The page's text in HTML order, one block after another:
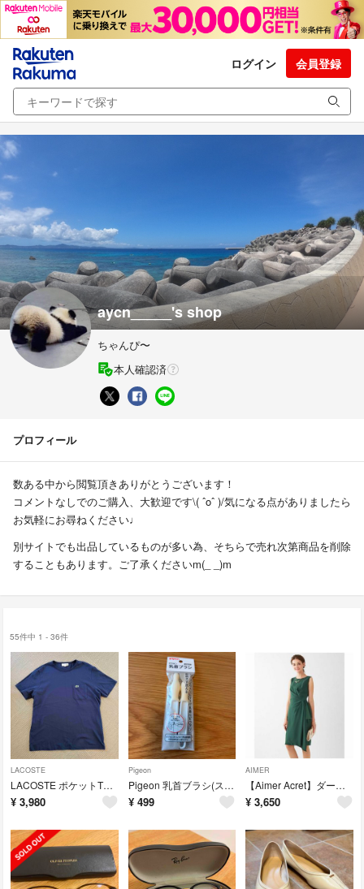
ログイン 会員登録
aycn_____'s shop
ちゃんぴ〜
本人確認済
プロフィール
数ある中から閲覧頂きありがとうございます！
コメントなしでのご購入、大歓迎です\( ˆoˆ )/気になる点がありましたら
お気軽にお尋ねください♩
別サイトでも出品しているものが多い為、そちらで売れ次第商品を削除
することもあります。ご了承くださいm(_ _)m
55件中 1 - 36件
LACOSTE
LACOSTE ポケットTシャツ ネイビー
¥ 3,980
Pigeon
Pigeon 乳首ブラシ(スリムタイプ乳首専用)
¥ 499
AIMER
【Aimer Acret】ダークグリーン パーティードレス(9号)
¥ 3,650